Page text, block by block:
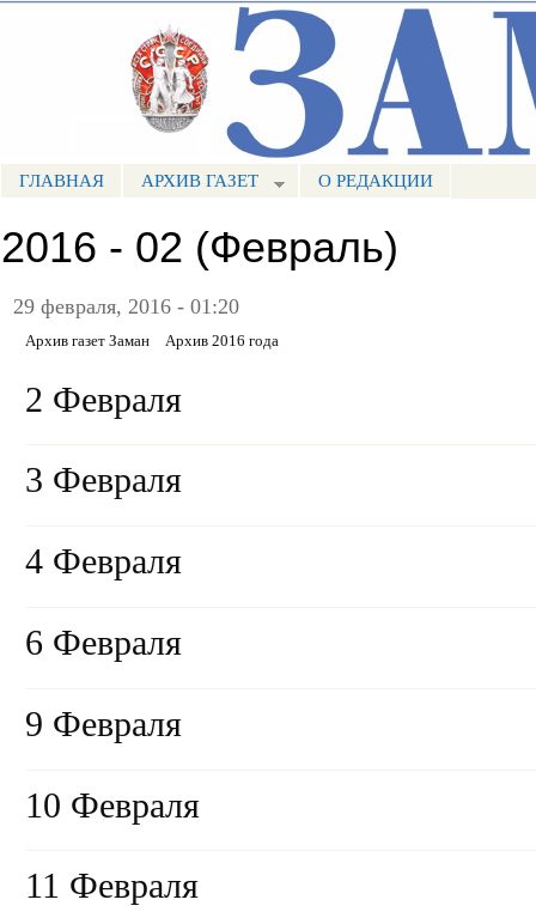
Портал СМИ КБР
МЕНЮ ЗАМАН
ГЛАВНАЯ АРХИВ ГАЗЕТ О РЕДАКЦИИ
2016 - 02 (Февраль)
29 февраля, 2016 - 01:20
Архив газет Заман Архив 2016 года
2 Февраля
3 Февраля
4 Февраля
6 Февраля
9 Февраля
10 Февраля
11 Февраля